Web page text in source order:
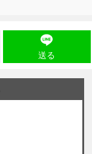
送る